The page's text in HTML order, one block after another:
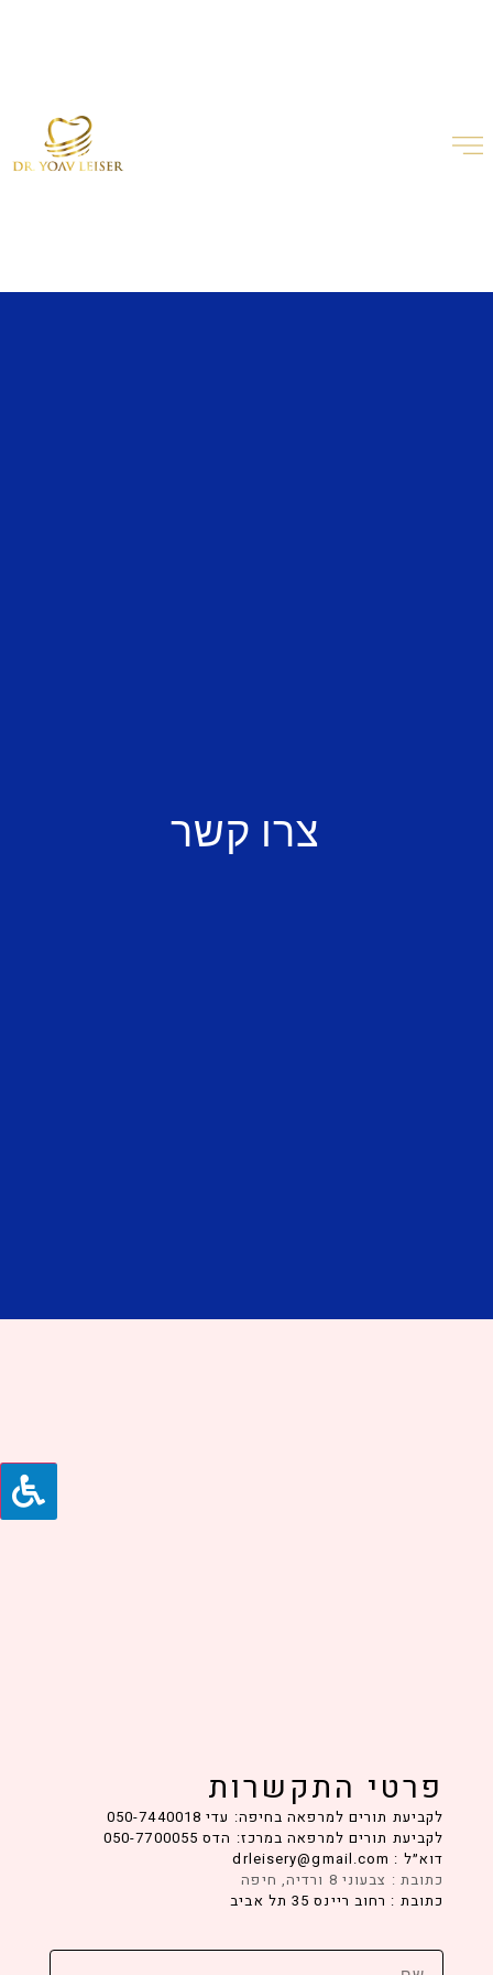
צרו קשר
פרטי התקשרות
לקביעת תורים למרפאה בחיפה: עדי 050-7440018
לקביעת תורים למרפאה במרכז: הדס 050-7700055
דוא״ל : drleisery@gmail.com
כתובת : צבעוני 8 ורדיה, חיפה
כתובת : רחוב ריינס 35 תל אביב